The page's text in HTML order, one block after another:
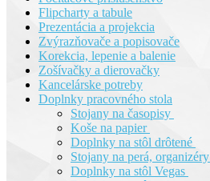
Flipcharty a tabule
Prezentácia a projekcia
Zvýrazňovače a popisovače
Korekcia, lepenie a balenie
Zošívačky a dierovačky
Kancelárske potreby
Doplnky pracovného stola
Stojany na časopisy
Koše na papier
Doplnky na stôl drôtené
Stojany na perá, organizéry
Doplnky na stôl Vegas